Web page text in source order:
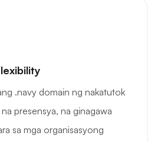
.navy domain ng nakatutok
presensya, na ginagawa
sa mga organisasyong